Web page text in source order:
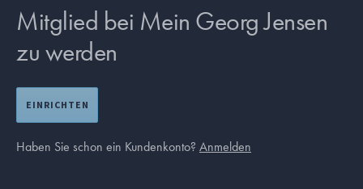
Mitglied bei Mein Georg Jensen
zu werden
EINRICHTEN
Haben Sie schon ein Kundenkonto? Anmelden